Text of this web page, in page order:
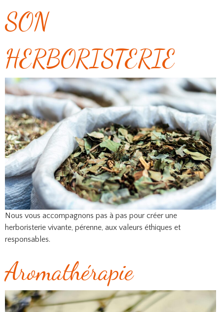
SON
HERBORISTERIE
Nous vous accompagnons pas à pas pour créer une
herboristerie vivante, pérenne, aux valeurs éthiques et
responsables.
Aromathérapie